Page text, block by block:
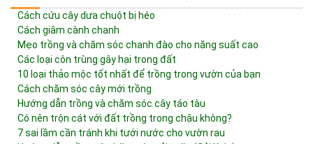
Cách cứu cây dưa chuột bị héo
Cách giâm cành chanh
Mẹo trồng và chăm sóc chanh đào cho năng suất cao
Các loại côn trùng gây hại trong đất
10 loại thảo mộc tốt nhất để trồng trong vườn của bạn
Cách chăm sóc cây mới trồng
Hướng dẫn trồng và chăm sóc cây táo tàu
Có nên trộn cát với đất trồng trong chậu không?
7 sai lầm cần tránh khi tưới nước cho vườn rau